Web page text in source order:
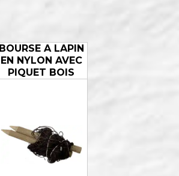
BOURSE A LAPIN
EN NYLON AVEC
PIQUET BOIS